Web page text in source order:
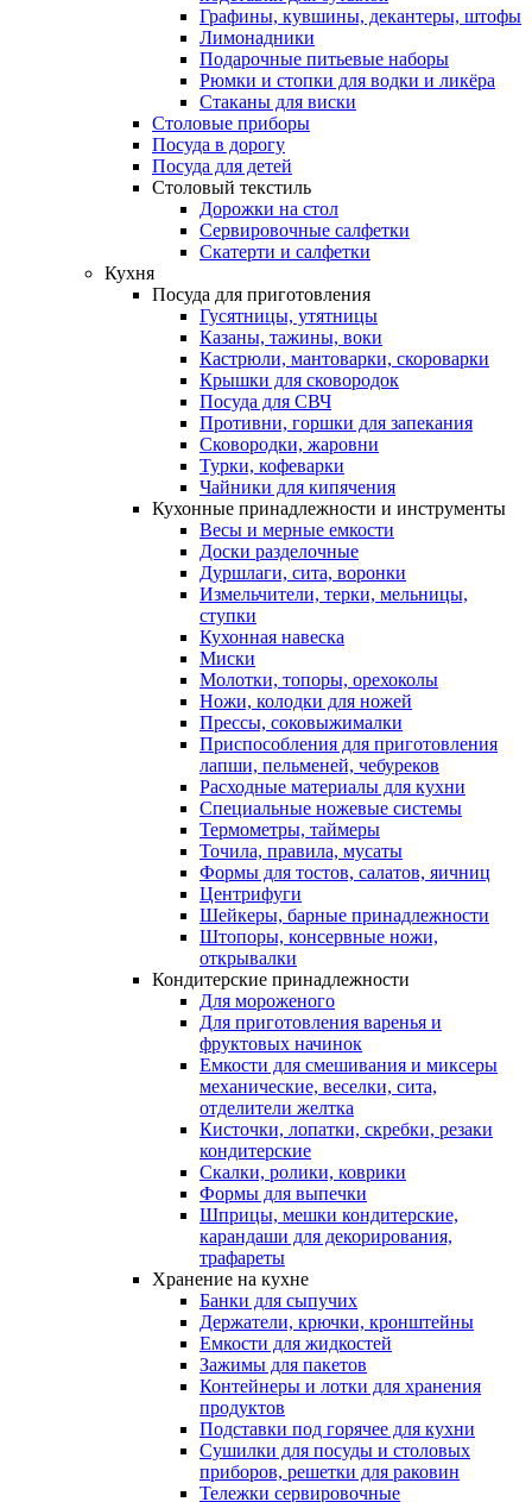
Графины, кувшины, декантеры, штофы
Лимонадники
Подарочные питьевые наборы
Рюмки и стопки для водки и ликёра
Стаканы для виски
Столовые приборы
Посуда в дорогу
Посуда для детей
Столовый текстиль
Дорожки на стол
Сервировочные салфетки
Скатерти и салфетки
Кухня
Посуда для приготовления
Гусятницы, утятницы
Казаны, тажины, воки
Кастрюли, мантоварки, скороварки
Крышки для сковородок
Посуда для СВЧ
Противни, горшки для запекания
Сковородки, жаровни
Турки, кофеварки
Чайники для кипячения
Кухонные принадлежности и инструменты
Весы и мерные емкости
Доски разделочные
Дуршлаги, сита, воронки
Измельчители, терки, мельницы,
ступки
Кухонная навеска
Миски
Молотки, топоры, орехоколы
Ножи, колодки для ножей
Прессы, соковыжималки
Приспособления для приготовления
лапши, пельменей, чебуреков
Расходные материалы для кухни
Специальные ножевые системы
Термометры, таймеры
Точила, правила, мусаты
Формы для тостов, салатов, яичниц
Центрифуги
Шейкеры, барные принадлежности
Штопоры, консервные ножи,
открывалки
Кондитерские принадлежности
Для мороженого
Для приготовления варенья и
фруктовых начинок
Емкости для смешивания и миксеры
механические, веселки, сита,
отделители желтка
Кисточки, лопатки, скребки, резаки
кондитерские
Скалки, ролики, коврики
Формы для выпечки
Шприцы, мешки кондитерские,
карандаши для декорирования,
трафареты
Хранение на кухне
Банки для сыпучих
Держатели, крючки, кронштейны
Емкости для жидкостей
Зажимы для пакетов
Контейнеры и лотки для хранения
продуктов
Подставки под горячее для кухни
Сушилки для посуды и столовых
приборов, решетки для раковин
Тележки сервировочные